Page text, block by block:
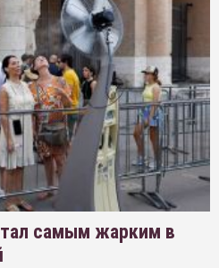
самым жарким в